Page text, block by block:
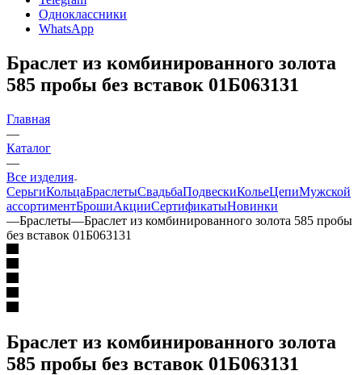
Одноклассники
WhatsApp
Браслет из комбинированного золота
585 пробы без вставок 01Б063131
Главная
—
Каталог
—
Все изделия
СерьгиКольцаБраслетыСвадьбаПодвескиКольеЦепиМужской
ассортиментБрошиАкцииСертификатыНовинки
—Браслеты—Браслет из комбинированного золота 585 пробы
без вставок 01Б063131
Браслет из комбинированного золота
585 пробы без вставок 01Б063131